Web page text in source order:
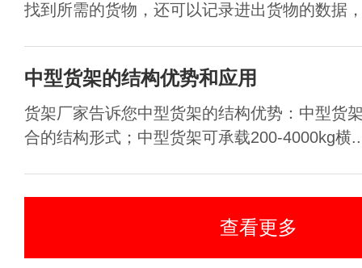
找到所需的货物，还可以记录进出货物的数据
中型货架的结构优势和应用
货架厂家告诉您中型货架的结构优势：中型货
合的结构形式；中型货架可承载200-4000kg横
查看更多